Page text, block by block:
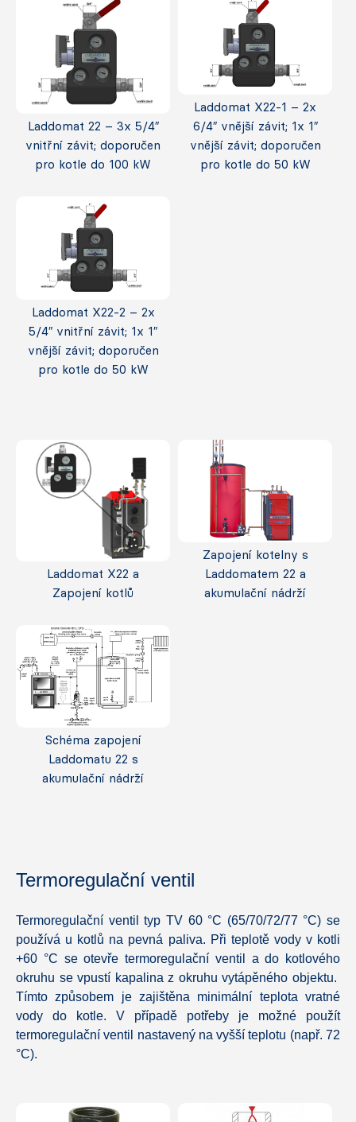
Laddomat 22 – 3x 5/4″
vnitřní závit; doporučen
pro kotle do 100 kW
Laddomat X22-1 – 2x
6/4″ vnější závit; 1x 1″
vnější závit; doporučen
pro kotle do 50 kW
Laddomat X22-2 – 2x
5/4″ vnitřní závit; 1x 1″
vnější závit; doporučen
pro kotle do 50 kW
Laddomat X22 a
Zapojení kotlů
Zapojení kotelny s
Laddomatem 22 a
akumulační nádrží
Schéma zapojení
Laddomatu 22 s
akumulační nádrží
Termoregulační ventil
Termoregulační ventil typ TV 60 °C (65/70/72/77 °C) se
používá u kotlů na pevná paliva. Při teplotě vody v kotli
+60 °C se otevře termoregulační ventil a do kotlového
okruhu se vpustí kapalina z okruhu vytápěného objektu.
Tímto způsobem je zajištěna minimální teplota vratné
vody do kotle. V případě potřeby je možné použít
termoregulační ventil nastavený na vyšší teplotu (např. 72
°C).